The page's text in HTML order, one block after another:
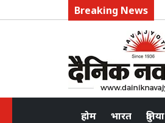
Breaking News
होम भारत दुनिया